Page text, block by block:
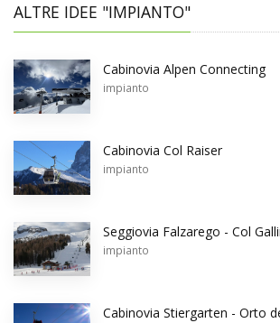
ALTRE IDEE "IMPIANTO"
Cabinovia Alpen Connecting
impianto
Cabinovia Col Raiser
impianto
Seggiovia Falzarego - Col
impianto
Cabinovia Stiergarten - Orto